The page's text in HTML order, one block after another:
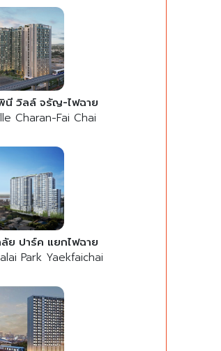
นี วิลล์ จรัญ-ไฟฉาย
Charan-Fai Chai
ย ปาร์ค แยกไฟฉาย
Park Yaekfaichai